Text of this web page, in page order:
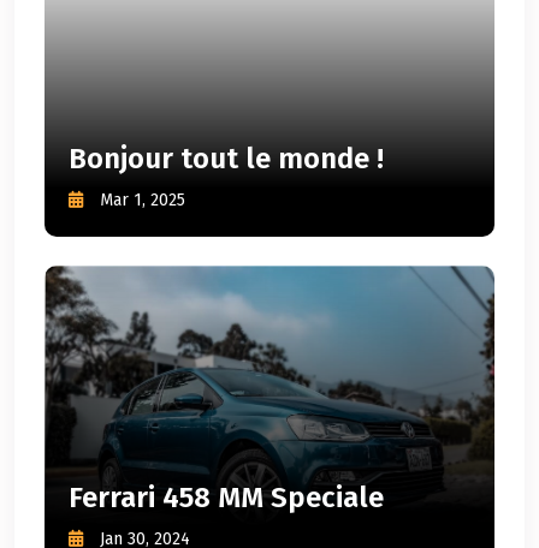
Bonjour tout le monde !
Mar 1, 2025
Ferrari 458 MM Speciale
Jan 30, 2024